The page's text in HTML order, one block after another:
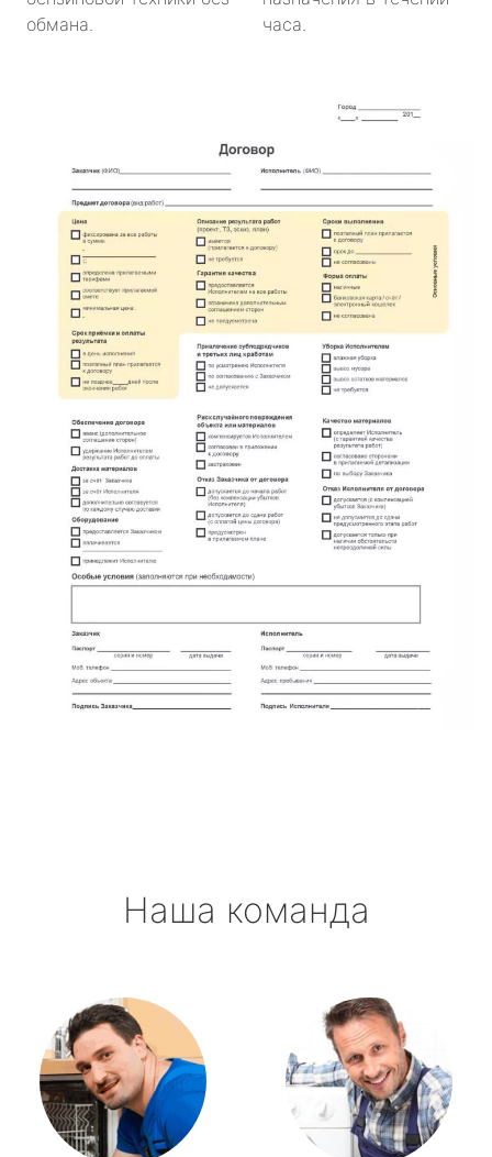
обмана.
часа.
Наша команда